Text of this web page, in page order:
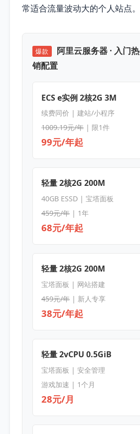
常适合流量波动大的个人站点。
爆款
阿里云服务器 · 入门热
销配置
ECS e实例 2核2G 3M
续费同价 | 建站/小程序
1009.19元/年| 限1件
99元/年起
轻量 2核2G 200M
40GB ESSD | 宝塔面板
459元/年| 1年
68元/年起
轻量 2核2G 200M
宝塔面板 | 网站搭建
459元/年| 新人专享
38元/年起
轻量 2vCPU 0.5GiB
宝塔面板 | 安全管理
游戏加速 | 1个月
28元/月